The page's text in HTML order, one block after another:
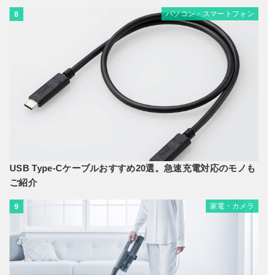
8 パソコン・スマートフォン
USB Type-Cケーブルおすすめ20選。急速充電対応のモノも
ご紹介
9 家電・カメラ